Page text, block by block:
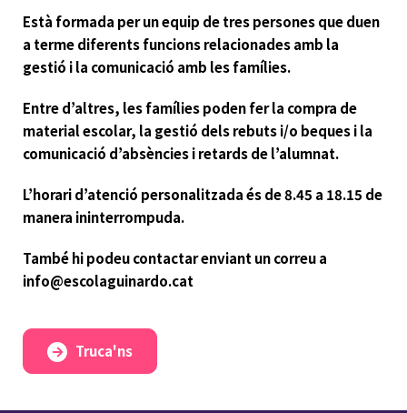
Està formada per un equip de tres persones que duen
a terme diferents funcions relacionades amb la
gestió i la comunicació amb les famílies.
Entre d’altres, les famílies poden fer la compra de
material escolar, la gestió dels rebuts i/o beques i la
comunicació d’absències i retards de l’alumnat.
L’horari d’atenció personalitzada és de 8.45 a 18.15 de
manera ininterrompuda.
També hi podeu contactar enviant un correu a
info@escolaguinardo.cat
Truca'ns